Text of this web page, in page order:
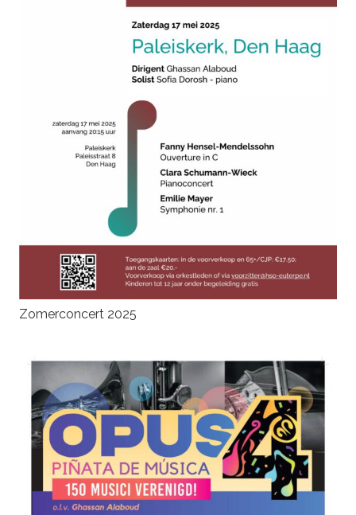
Zomerconcert 2025